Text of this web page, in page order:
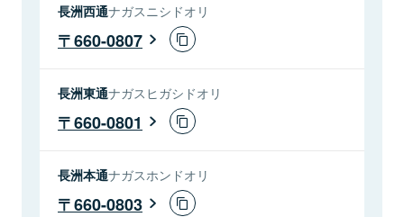
長洲西通ナガスニシドオリ
660-0807
長洲東通ナガスヒガシドオリ
660-0801
長洲本通ナガスホンドオリ
660-0803